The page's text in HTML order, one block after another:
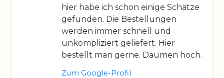
hier habe ich schon einige Schätze
gefunden. Die Bestellungen
werden immer schnell und
unkompliziert geliefert. Hier
bestellt man gerne. Daumen hoch.
Zum Google-Profil